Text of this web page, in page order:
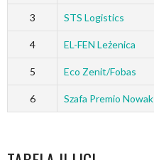
3 STS Logistics
4 EL-FEN Leżenica
5 Eco Zenit/Fobas
6 Szafa Premio Nowak